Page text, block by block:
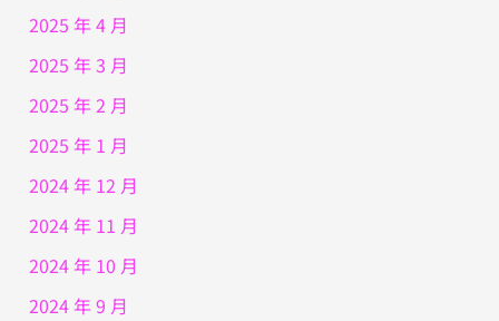
2025 年 4 月
2025 年 3 月
2025 年 2 月
2025 年 1 月
2024 年 12 月
2024 年 11 月
2024 年 10 月
2024 年 9 月